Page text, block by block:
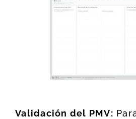
Validación del PMV: